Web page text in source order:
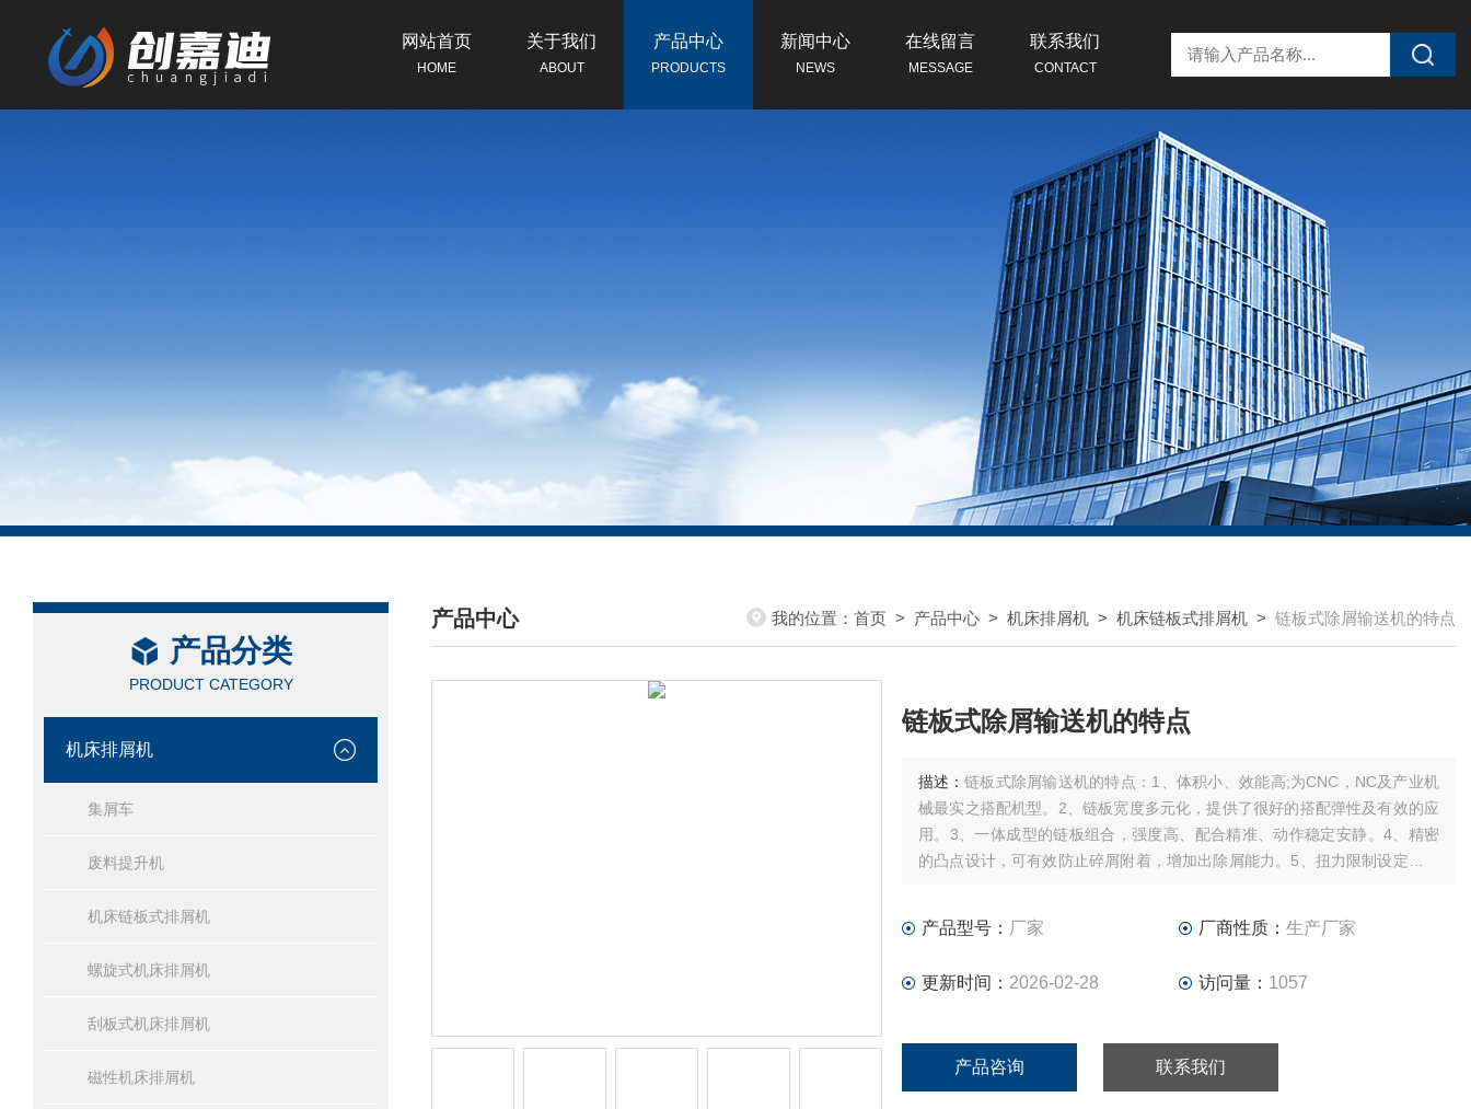
网站首页
HOME
关于我们
ABOUT
产品中心
PRODUCTS
新闻中心
NEWS
在线留言
MESSAGE
联系我们
CONTACT
产品分类
PRODUCT CATEGORY
机床排屑机
集屑车
废料提升机
机床链板式排屑机
螺旋式机床排屑机
刮板式机床排屑机
磁性机床排屑机
产品中心
/ PRODUCTS CENTER
我的位置： 首页 > 产品中心 > 机床排屑机 > 机床链板式排屑机 > 链板式除屑输送机的特点
链板式除屑输送机的特点
描述： 链板式除屑输送机的特点：1、体积小、效能高;为CNC，NC及产业机
械最实之搭配机型。2、链板宽度多元化，提供了很好的搭配弹性及有效的应
用。3、一体成型的链板组合，强度高、配合精准、动作稳定安静。4、精密
的凸点设计，可有效防止碎屑附着，增加出除屑能力。5、扭力限制设定，有
产品型号： 厂家 厂商性质： 生产厂家
更新时间： 2026-02-28 访问量： 1057
产品咨询 联系我们